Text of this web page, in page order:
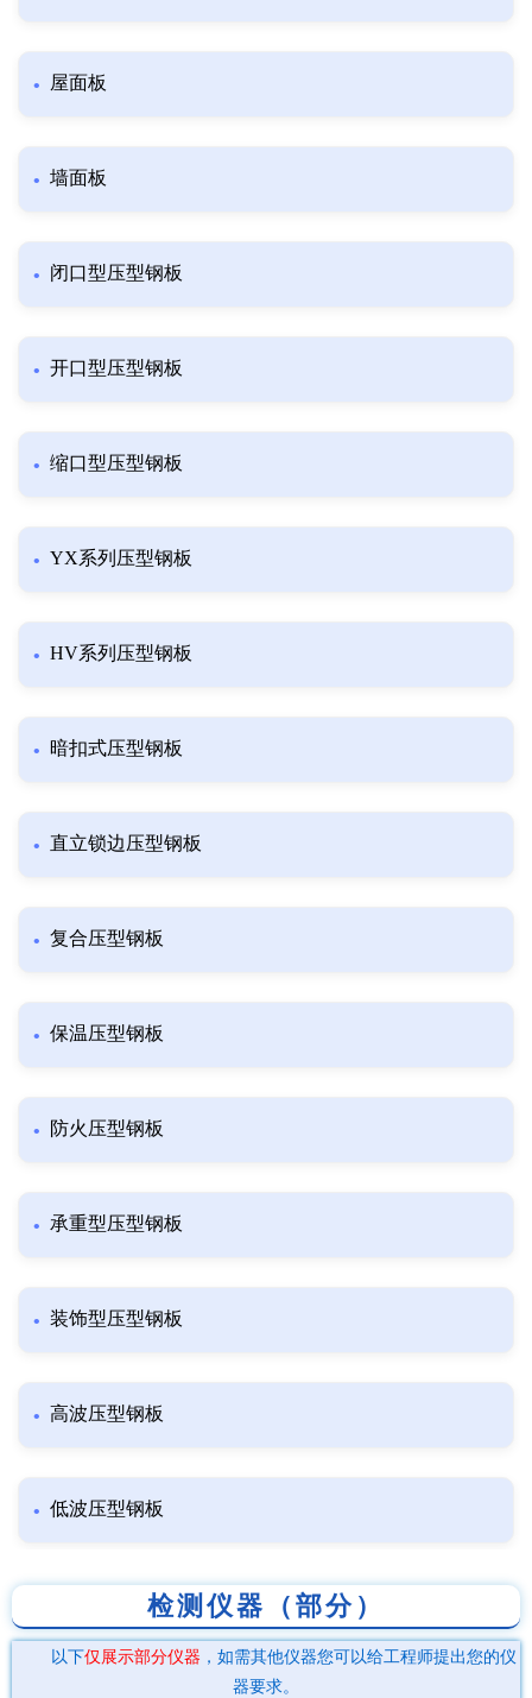
屋面板
墙面板
闭口型压型钢板
开口型压型钢板
缩口型压型钢板
YX系列压型钢板
HV系列压型钢板
暗扣式压型钢板
直立锁边压型钢板
复合压型钢板
保温压型钢板
防火压型钢板
承重型压型钢板
装饰型压型钢板
高波压型钢板
低波压型钢板
检测仪器（部分）
以下仅展示部分仪器 ，如需其他仪器您可以给工程师提出您的仪
器要求。